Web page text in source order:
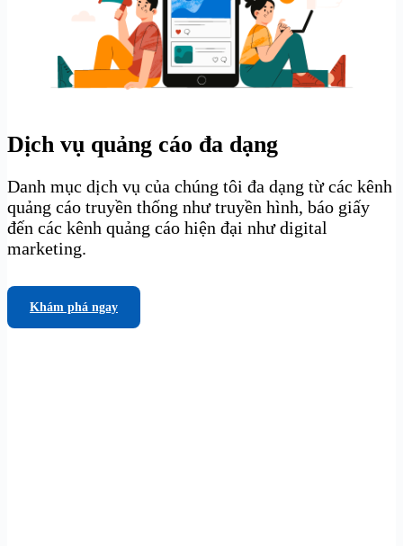
Dịch vụ quảng cáo đa dạng
Danh mục dịch vụ của chúng tôi đa dạng từ các kênh
quảng cáo truyền thống như truyền hình, báo giấy
đến các kênh quảng cáo hiện đại như digital
marketing.
Khám phá ngay